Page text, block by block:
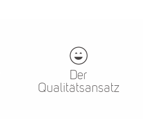
Der
Qualitätsansatz